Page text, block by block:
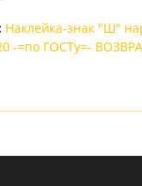
Наклейка-знак "Ш"
-=по ГОСТу=-